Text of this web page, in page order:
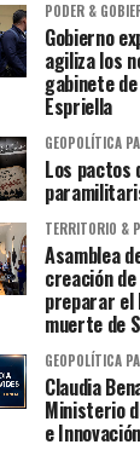
PODER &
Gobierno
agiliza los
gabinete
Espriella
GEOPOLÍTICA
Los pactos
TERRITORIO &
Asamblea
creación
preparar el
muerte de
GEOPOLÍTICA
Claudia
Ministerio
e Innovación